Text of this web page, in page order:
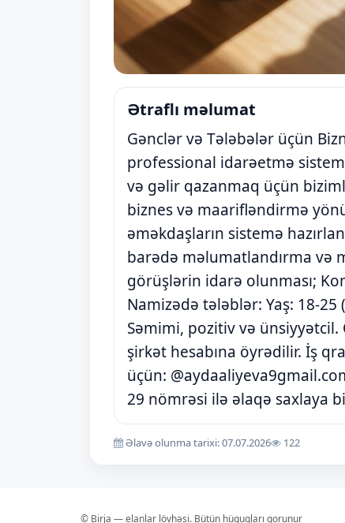
Ətraflı məlumat
Gənclər və Tələbələr üçün
professional idarəetmə
və gəlir qazanmaq üçün
biznes və maarifləndirmə
əməkdaşların sistemə
barədə məlumatlandırma və
görüşlərin idarə olunması;
Namizədə tələblər: Yaş: 18-25
Səmimi, pozitiv və
şirkət hesabına öyrədilir. İş
üçün:
29 nömrəsi ilə əlaqə saxlaya
Əlavə olunma tarixi: 07.07.2026 122
© Birja — elanlar lövhəsi. Bütün hüquqları qorunur